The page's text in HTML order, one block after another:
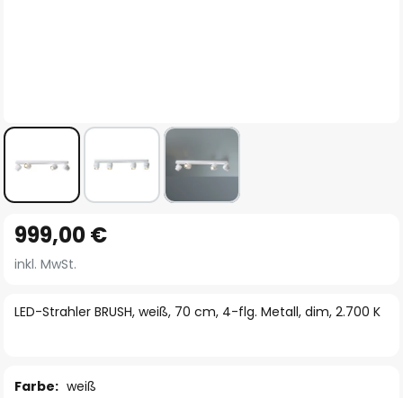
Anfang
der
springen
LED-Strahler BRUSH, weiß, 70 cm, 4-flg. Metall, dim, 2.700 K
999,00 €
inkl. MwSt.
Farbe: weiß